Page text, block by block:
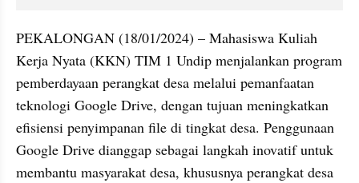
PEKALONGAN (18/01/2024) – Mahasiswa Kuliah
Kerja Nyata (KKN) TIM 1 Undip menjalankan program
pemberdayaan perangkat desa melalui pemanfaatan
teknologi Google Drive, dengan tujuan meningkatkan
efisiensi penyimpanan file di tingkat desa. Penggunaan
Google Drive dianggap sebagai langkah inovatif untuk
membantu masyarakat desa, khususnya perangkat desa